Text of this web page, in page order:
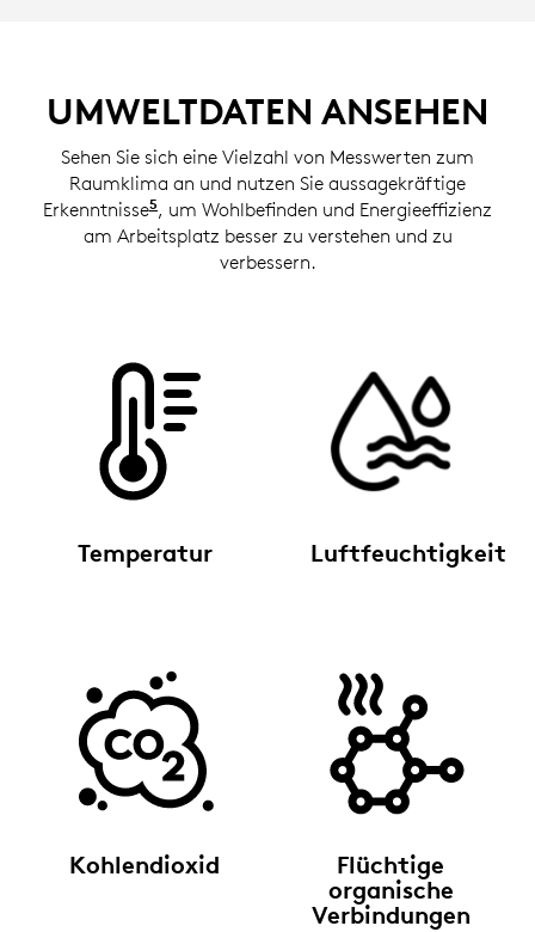
UMWELTDATEN ANSEHEN
Sehen Sie sich eine Vielzahl von Messwerten zum
Raumklima an und nutzen Sie aussagekräftige
Erkenntnisse5Insights mit Sync erfordern eine
, um Wohlbefinden und Energieeffizienz
am Arbeitsplatz besser zu verstehen und zu
verbessern.
Temperatur Luftfeuchtigkeit
Kohlendioxid
Flüchtige
organische
Verbindungen